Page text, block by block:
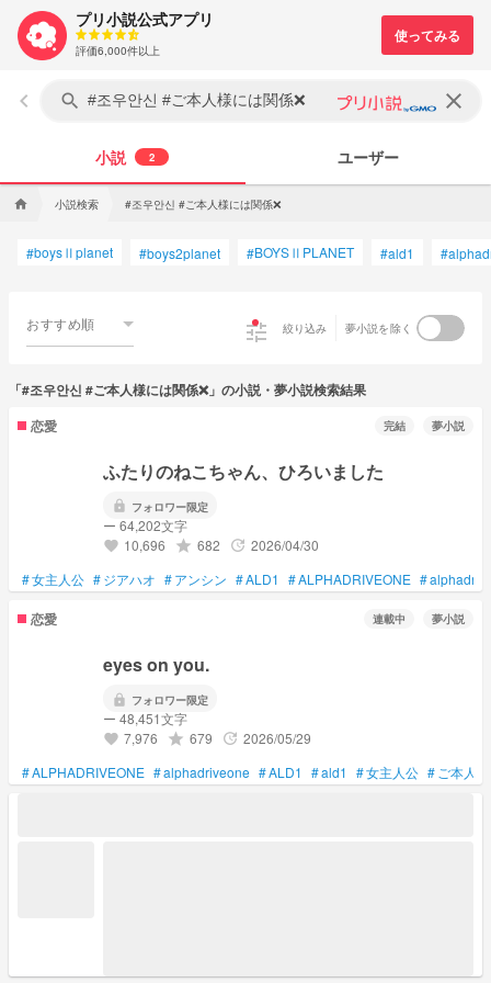
プリ小説公式アプリ
評価6,000件以上
keyboard_arrow_left search clear
小説 2 ユーザー
home 小説検索 #조우안신 #ご本人様には関係❌
#boysⅡplanet #boys2planet #BOYSⅡPLANET #ald1 #
おすすめ順 tune 絞り込み 夢小説を除く
「#조우안신 #ご本人様には関係❌」の小説・夢小説検索結果
恋愛
完結 夢小説
ふたりのねこちゃん、ひろいました
lock フォロワー限定
ー 64,202文字
favorite 10,696 grade 682 update 2026/04/30
#女主人公 #ジアハオ #アンシン #ALD1 #ALPHADRIVEONE #
恋愛 連載中 夢小説
eyes on you.
lock フォロワー限定
ー 48,451文字
favorite 7,976 grade 679 update 2026/05/29
#ALPHADRIVEONE #alphadriveone #ALD1 #ald1 #女主人公 # ご本人